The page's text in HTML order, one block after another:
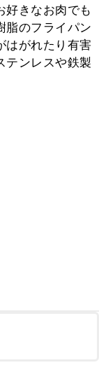
好きなお肉でも
脂のフライパン
はがれたり有害
テンレスや鉄製